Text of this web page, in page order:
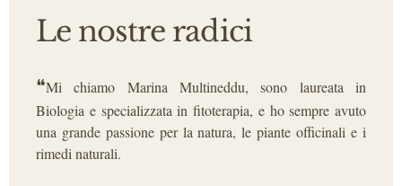
Le nostre radici
❝Mi chiamo Marina Multineddu, sono laureata in
Biologia e specializzata in fitoterapia, e ho sempre avuto
una grande passione per la natura, le piante officinali e i
rimedi naturali.